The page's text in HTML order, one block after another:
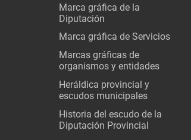
Marca gráfica de la
Diputación
Marca gráfica de Servicios
Marcas gráficas de
organismos y entidades
Heráldica provincial y
escudos municipales
Historia del escudo de la
Diputación Provincial